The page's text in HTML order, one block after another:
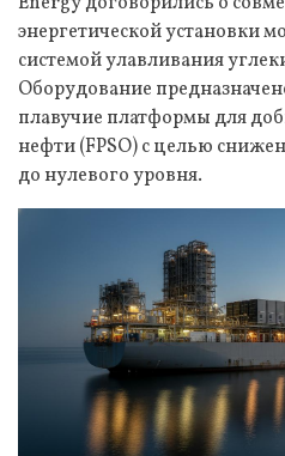
энергетической установки
системой улавливания
Оборудование
плавучие платформы для
нефти (FPSO) с целью
до нулевого уровня.